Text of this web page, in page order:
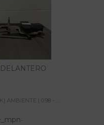
AMBIENTE | 0.98 - ......
-